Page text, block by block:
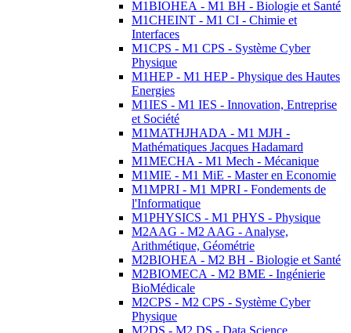
M1BIOHEA - M1 BH - Biologie et Santé
M1CHEINT - M1 CI - Chimie et
Interfaces
M1CPS - M1 CPS - Système Cyber
Physique
M1HEP - M1 HEP - Physique des Hautes
Energies
M1IES - M1 IES - Innovation, Entreprise
et Société
M1MATHJHADA - M1 MJH -
Mathématiques Jacques Hadamard
M1MECHA - M1 Mech - Mécanique
M1MIE - M1 MiE - Master en Economie
M1MPRI - M1 MPRI - Fondements de
l'Informatique
M1PHYSICS - M1 PHYS - Physique
M2AAG - M2 AAG - Analyse,
Arithmétique, Géométrie
M2BIOHEA - M2 BH - Biologie et Santé
M2BIOMECA - M2 BME - Ingénierie
BioMédicale
M2CPS - M2 CPS - Système Cyber
Physique
M2DS - M2 DS - Data Science